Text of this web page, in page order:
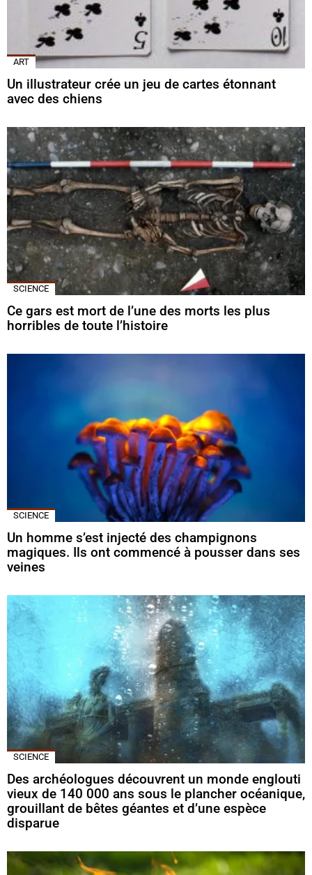
ART
Un illustrateur crée un jeu de cartes étonnant
avec des chiens
SCIENCE
Ce gars est mort de l’une des morts les plus
horribles de toute l’histoire
SCIENCE
Un homme s’est injecté des champignons
magiques. Ils ont commencé à pousser dans ses
veines
SCIENCE
Des archéologues découvrent un monde englouti
vieux de 140 000 ans sous le plancher océanique,
grouillant de bêtes géantes et d’une espèce
disparue